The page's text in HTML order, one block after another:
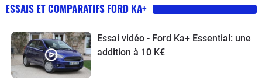
ESSAIS ET COMPARATIFS FORD KA+
Essai vidéo - Ford Ka+ Essential: une
addition à 10 K€